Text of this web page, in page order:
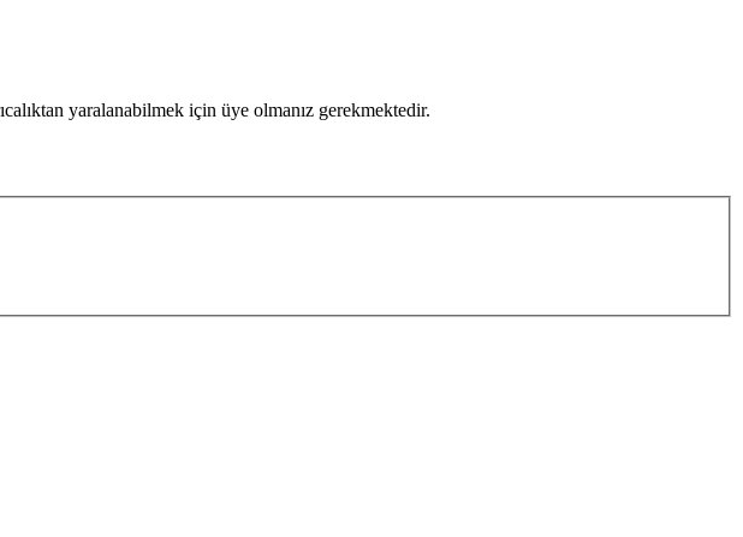
yaralanabilmek için üye olmanız gerekmektedir.